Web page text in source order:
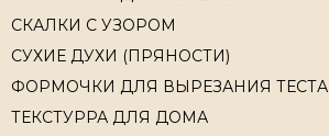
СКАЛКИ С УЗОРОМ
СУХИЕ ДУХИ (ПРЯНОСТИ)
ФОРМОЧКИ ДЛЯ ВЫРЕЗАНИЯ ТЕСТА
ТЕКСТУРРА ДЛЯ ДОМА